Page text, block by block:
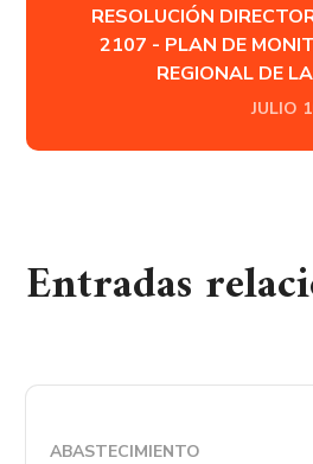
RESOLUCIÓN
2107 - PLAN DE
REGIONAL DE
JULIO
Entradas
ABASTECIMIENTO